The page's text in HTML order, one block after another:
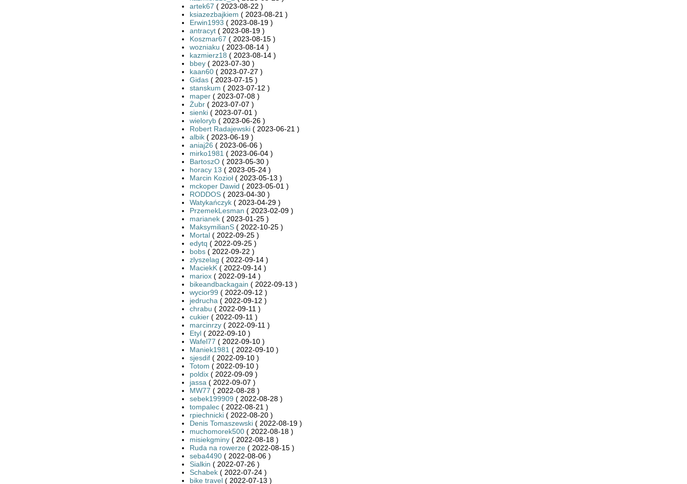
artek67 ( 2023-08-22 )
ksiazezbajkiem ( 2023-08-21 )
Erwin1993 ( 2023-08-19 )
antracyt( 2023-08-19 )
Koszmar67 ( 2023-08-15 )
wozniaku ( 2023-08-14 )
kazmierz18 ( 2023-08-14 )
bbey( 2023-07-30 )
kaan60( 2023-07-27 )
Gidas( 2023-07-15 )
stanskum ( 2023-07-12 )
maper( 2023-07-08 )
Żubr( 2023-07-07 )
sienki( 2023-07-01 )
wieloryb( 2023-06-26 )
Robert Radajewski( 2023-06-21 )
albik( 2023-06-19 )
aniaj26 ( 2023-06-06 )
mirko1981 ( 2023-06-04 )
BartoszO( 2023-05-30 )
horacy 13 ( 2023-05-24 )
Marcin Kozioł( 2023-05-13 )
mckoper Dawid ( 2023-05-01 )
RODDOS( 2023-04-30 )
Watykańczyk( 2023-04-29 )
PrzemekLesman ( 2023-02-09 )
marianek( 2023-01-25 )
MaksymilianS( 2022-10-25 )
Mortal( 2022-09-25 )
edytq ( 2022-09-25 )
bobs( 2022-09-22 )
zlyszelag ( 2022-09-14 )
MaciekK( 2022-09-14 )
mariox( 2022-09-14 )
bikeandbackagain ( 2022-09-13 )
wycior99 ( 2022-09-12 )
jedrucha ( 2022-09-12 )
chrabu ( 2022-09-11 )
cukier( 2022-09-11 )
marcinrzy( 2022-09-11 )
Etyl( 2022-09-10 )
Wafel77 ( 2022-09-10 )
Maniek1981 ( 2022-09-10 )
sjesdif( 2022-09-10 )
Totom ( 2022-09-10 )
poldix( 2022-09-09 )
jassa ( 2022-09-07 )
MW77 ( 2022-08-28 )
sebek199909 ( 2022-08-28 )
tompalec( 2022-08-21 )
rpiechnicki( 2022-08-20 )
Denis Tomaszewski ( 2022-08-19 )
muchomorek500( 2022-08-18 )
misiekgminy( 2022-08-18 )
Ruda na rowerze( 2022-08-15 )
seba4490( 2022-08-06 )
Sialkin ( 2022-07-26 )
Schabek( 2022-07-24 )
bike travel( 2022-07-13 )